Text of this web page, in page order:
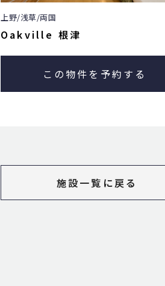
上野/浅草/両国
AI Grandir 吾妻橋
この物件を予約する
施設一覧に戻る